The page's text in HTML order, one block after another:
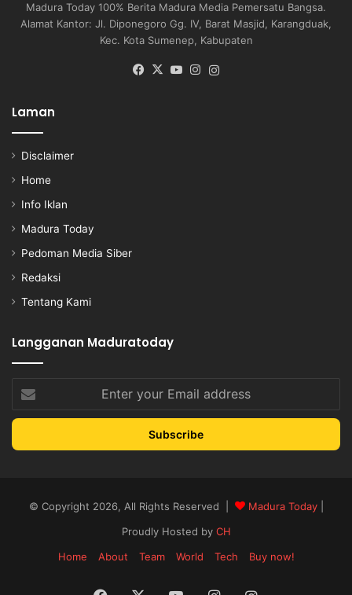
Madura Today 100% Berita Madura Media Pemersatu Bangsa.
Alamat Kantor: Jl. Diponegoro Gg. IV, Barat Masjid, Karangduak,
Kec. Kota Sumenep, Kabupaten
Facebook
X YouTubeInstagram
Laman
Disclaimer
Home
Info Iklan
Madura Today
Pedoman Media Siber
Redaksi
Tentang Kami
Langganan Maduratoday
Enter
your
Email
© Copyright 2026, All Rights Reserved | Madura Today
Proudly Hosted by CH
Home
About Team World Tech Buy now!